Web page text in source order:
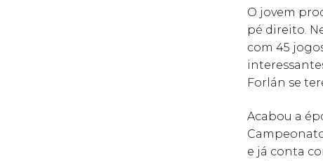
O jovem
pé direito.
com 45
Forlán se
Acabou a
e já conta